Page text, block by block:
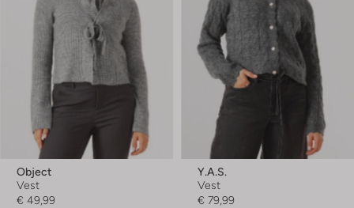
Object
Vest
€ 49,99
Y.a.s.
Vest
€ 79,99